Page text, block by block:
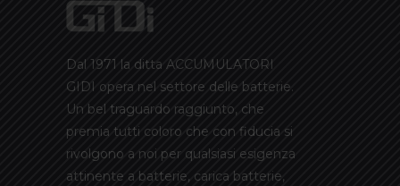
Dal 1971 la ditta ACCUMULATORI
GIDI opera nel settore delle batterie.
Un bel traguardo raggiunto, che
premia tutti coloro che con fiducia si
rivolgono a noi per qualsiasi esigenza
attinente a batterie, carica batterie,